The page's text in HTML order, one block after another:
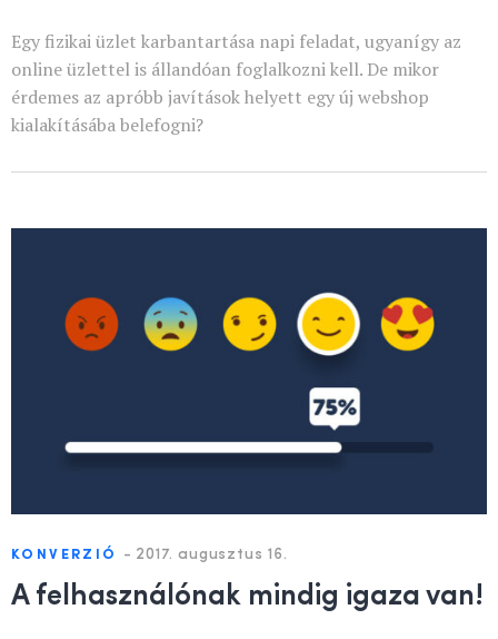
Egy fizikai üzlet karbantartása napi feladat, ugyanígy az
online üzlettel is állandóan foglalkozni kell. De mikor
érdemes az apróbb javítások helyett egy új webshop
kialakításába belefogni?
KONVERZIÓ - 2017. augusztus 16.
A felhasználónak mindig igaza van!